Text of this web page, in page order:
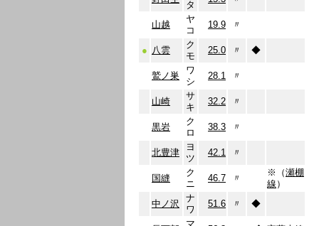
タ
山越
ヤ
コ
19.9 〃
● 八雲
ク
モ
25.0 〃 ◆
鷲ノ巣
ワ
シ
28.1 〃
山崎
サ
キ
32.2 〃
黒岩
ク
ロ
38.3 〃
北豊津
ヨ
ツ
42.1 〃
国縫
ク
ニ
46.7 〃
※（瀬棚
線 ）
中ノ沢
ナ
ワ
51.6 〃 ◆
マ